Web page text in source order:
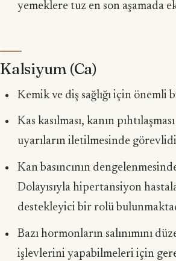
yemeklere tuz en son aşamada
Kalsiyum (Ca)
Kemik ve diş sağlığı için önemli
Kas kasılması, kanın
uyarıların iletilme­sinde
Kan basıncının
Dolayısıyla hipertansiyon
destekleyici bir rolü
Bazı hormonların salınımını
işlevlerini yapabil­meleri için